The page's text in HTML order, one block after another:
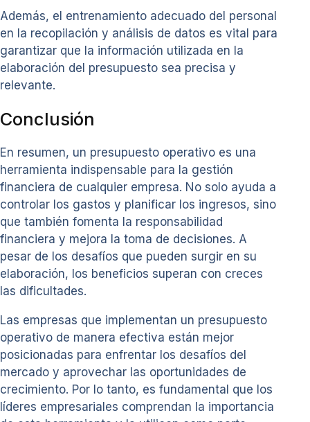
Además, el entrenamiento adecuado del personal
en la recopilación y análisis de datos es vital para
garantizar que la información utilizada en la
elaboración del presupuesto sea precisa y
relevante.
Conclusión
En resumen, un presupuesto operativo es una
herramienta indispensable para la gestión
financiera de cualquier empresa. No solo ayuda a
controlar los gastos y planificar los ingresos, sino
que también fomenta la responsabilidad
financiera y mejora la toma de decisiones. A
pesar de los desafíos que pueden surgir en su
elaboración, los beneficios superan con creces
las dificultades.
Las empresas que implementan un presupuesto
operativo de manera efectiva están mejor
posicionadas para enfrentar los desafíos del
mercado y aprovechar las oportunidades de
crecimiento. Por lo tanto, es fundamental que los
líderes empresariales comprendan la importancia